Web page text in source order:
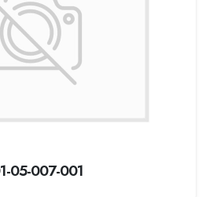
05-007-001